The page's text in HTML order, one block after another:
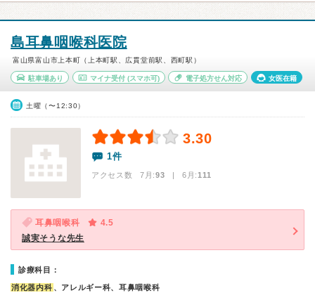
島耳鼻咽喉科医院
富山県富山市上本町（上本町駅、広貫堂前駅、西町駅）
駐車場あり マイナ受付(スマホ可) 電子処方せん対応 女医在籍
土曜（〜12:30）
3.30
1件
アクセス数 7月:93 | 6月:111
耳鼻咽喉科
4.5
誠実そうな先生
診療科目：
消化器内科 、アレルギー科、耳鼻咽喉科